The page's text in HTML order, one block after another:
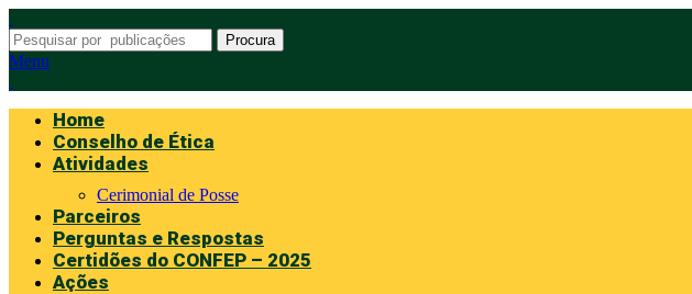
Procura
Menu
Home
Conselho de Ética
Atividades
Cerimonial de Posse
Parceiros
Perguntas e Respostas
Certidões do CONFEP – 2025
Ações